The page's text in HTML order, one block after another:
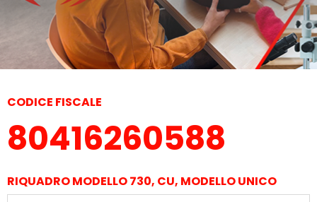
CODICE FISCALE
80416260588
RIQUADRO MODELLO 730, CU, MODELLO UNICO